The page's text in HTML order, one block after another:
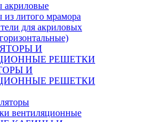
акриловые
литого мрамора
для акриловых
И
РЕШЕТКИ
вентиляционные